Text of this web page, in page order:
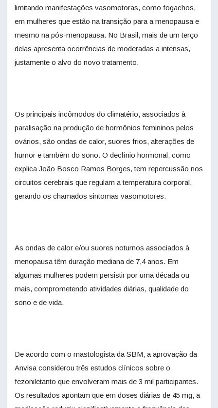
limitando manifestações vasomotoras, como fogachos,
em mulheres que estão na transição para a menopausa e
mesmo na pós-menopausa. No Brasil, mais de um terço
delas apresenta ocorrências de moderadas a intensas,
justamente o alvo do novo tratamento.
Os principais incômodos do climatério, associados à
paralisação na produção de hormônios femininos pelos
ovários, são ondas de calor, suores frios, alterações de
humor e também do sono. O declínio hormonal, como
explica João Bosco Ramos Borges, tem repercussão nos
circuitos cerebrais que regulam a temperatura corporal,
gerando os chamados sintomas vasomotores.
As ondas de calor e/ou suores noturnos associados à
menopausa têm duração mediana de 7,4 anos. Em
algumas mulheres podem persistir por uma década ou
mais, comprometendo atividades diárias, qualidade do
sono e de vida.
De acordo com o mastologista da SBM, a aprovação da
Anvisa considerou três estudos clínicos sobre o
fezoniletanto que envolveram mais de 3 mil participantes.
Os resultados apontam que em doses diárias de 45 mg, a